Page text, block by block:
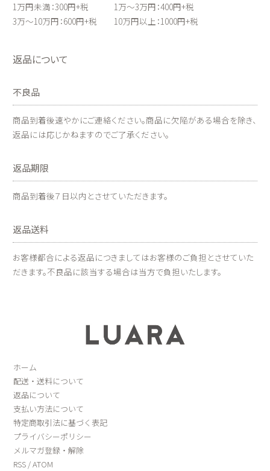
1万円未満：300円+税 1万～3万円：400円+税
3万～10万円：600円+税 10万円以上：1000円+税
返品について
不良品
商品到着後速やかにご連絡ください。商品に欠陥がある場合を除き、
返品には応じかねますのでご了承ください。
返品期限
商品到着後７日以内とさせていただきます。
返品送料
お客様都合による返品につきましてはお客様のご負担とさせていた
だきます。不良品に該当する場合は当方で負担いたします。
ホーム
配送・送料について
返品について
支払い方法について
特定商取引法に基づく表記
プライバシーポリシー
メルマガ登録・解除
RSS/ATOM